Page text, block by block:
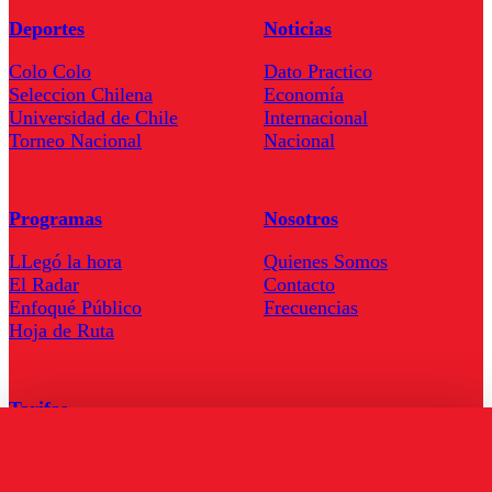
Deportes
Colo Colo
Seleccion Chilena
Universidad de Chile
Torneo Nacional
Noticias
Dato Practico
Economía
Internacional
Nacional
Programas
LLegó la hora
El Radar
Enfoqué Público
Hoja de Ruta
Nosotros
Quienes Somos
Contacto
Frecuencias
Tarifas